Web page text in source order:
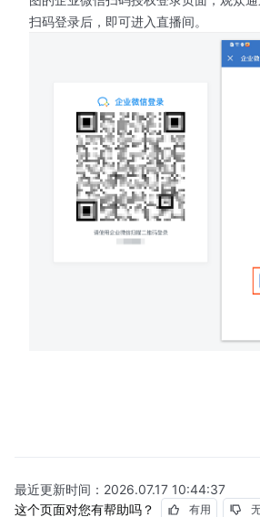
扫码登录后，即可进入直播间。
最近更新时间： 2026.07.17 10:44:37
这个页面对您有帮助吗？
有用